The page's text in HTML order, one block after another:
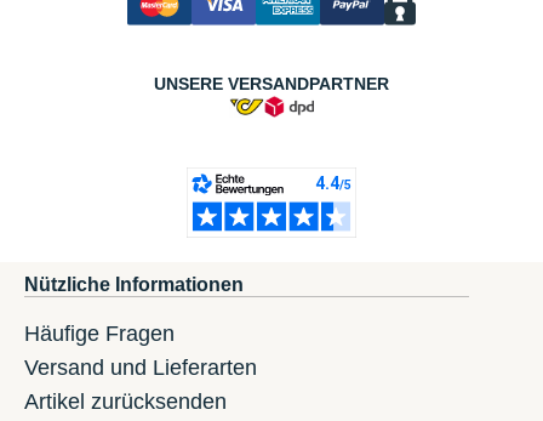
UNSERE VERSANDPARTNER
Nützliche Informationen
Häufige Fragen
Versand und Lieferarten
Artikel zurücksenden